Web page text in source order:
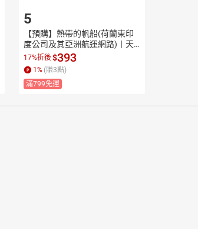
5
【預購】熱帶的帆船(荷蘭東印
度公司及其亞洲航運網路)丨天
龍圖書簡體字專賣店丨9787522
838656 (tl2610)
17%折後$393
1% (賺3點)
滿799免運